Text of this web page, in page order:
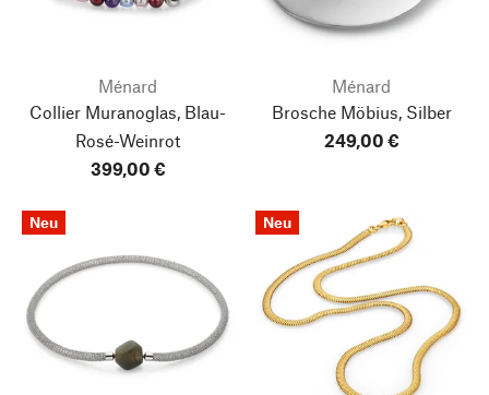
Ménard
Collier Muranoglas, Blau-
Rosé-Weinrot
399,00 €
Ménard
Brosche Möbius, Silber
249,00 €
Neu Neu